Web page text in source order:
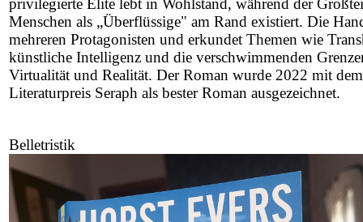
privilegierte Elite lebt in Wohlstand, während der
Menschen als „Überflüssige" am Rand existiert. Die
mehreren Protagonisten und erkundet Themen wie
künstliche Intelligenz und die verschwimmenden
Virtualität und Realität. Der Roman wurde 2022 mit
Literaturpreis Seraph als bester Roman ausgezeichnet.
Belletristik